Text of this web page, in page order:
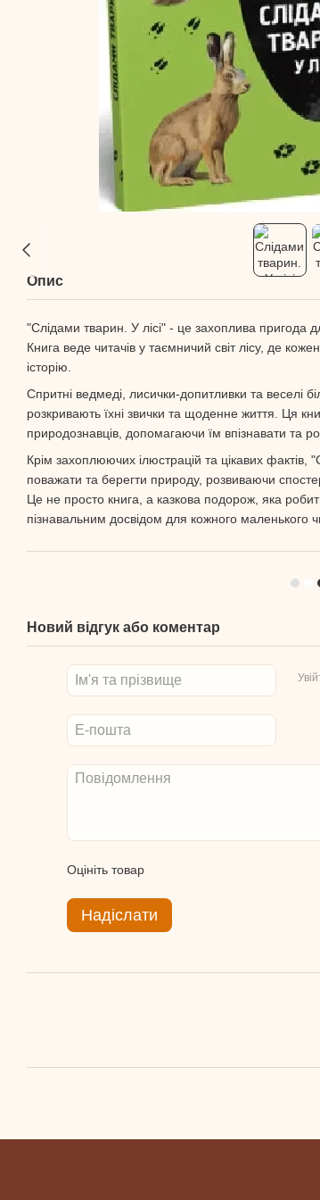
Опис
"Слідами тварин. У лісі" - це захоплива пригода
Книга веде читачів у таємничий світ лісу, де
історію.
Спритні ведмеді, лисички-допитливки та веселі
розкривають їхні звички та щоденне життя. Ця
природознавців, допомагаючи їм впізнавати та
Крім захоплюючих ілюстрацій та цікавих фактів,
поважати та берегти природу, розвиваючи
Це не просто книга, а казкова подорож, яка
пізнавальним досвідом для кожного маленького
Новий відгук або коментар
Оцініть товар
Надіслати